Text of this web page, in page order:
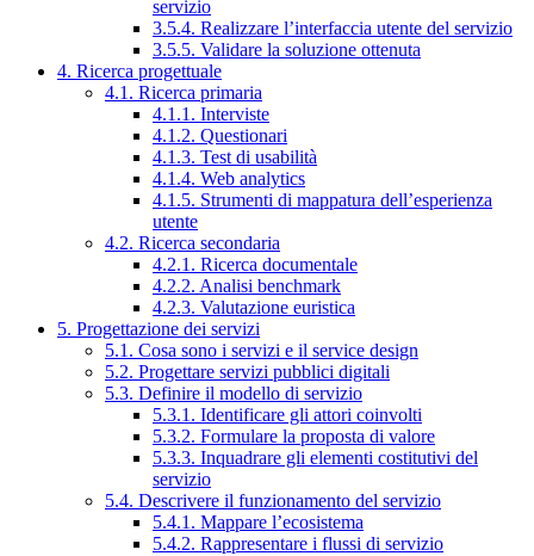
servizio
3.5.4. Realizzare l’interfaccia utente del servizio
3.5.5. Validare la soluzione ottenuta
4. Ricerca progettuale
4.1. Ricerca primaria
4.1.1. Interviste
4.1.2. Questionari
4.1.3. Test di usabilità
4.1.4. Web analytics
4.1.5. Strumenti di mappatura dell’esperienza
utente
4.2. Ricerca secondaria
4.2.1. Ricerca documentale
4.2.2. Analisi benchmark
4.2.3. Valutazione euristica
5. Progettazione dei servizi
5.1. Cosa sono i servizi e il service design
5.2. Progettare servizi pubblici digitali
5.3. Definire il modello di servizio
5.3.1. Identificare gli attori coinvolti
5.3.2. Formulare la proposta di valore
5.3.3. Inquadrare gli elementi costitutivi del
servizio
5.4. Descrivere il funzionamento del servizio
5.4.1. Mappare l’ecosistema
5.4.2. Rappresentare i flussi di servizio